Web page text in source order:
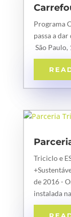
Programa
passa a
São Paulo,
Triciclo e
de 2016 -
instalada